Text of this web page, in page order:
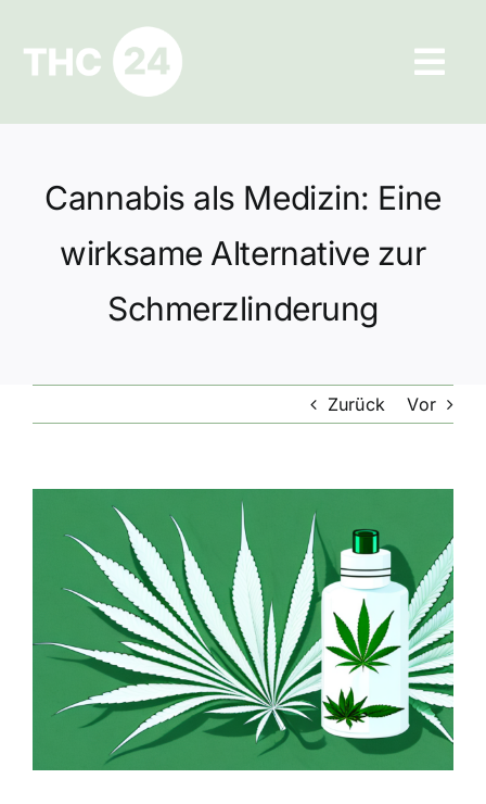
springen
Ratgeber
Hilfe und Kontakt
Datenschutz
Cannabis als Medizin: Eine
wirksame Alternative zur
Schmerzlinderung
Zurück Vor
grösseres